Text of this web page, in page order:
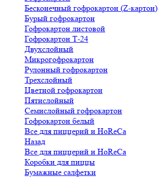
Бесконечный гофрокартон (Z-картон)
Бурый гофрокартон
Гофрокартон листовой
Гофрокартон Т-24
Двухслойный
Микрогофрокартон
Рулонный гофрокартон
Трехслойный
Цветной гофрокартон
Пятислойный
Семислойный гофрокартон
Гофрокартон белый
Все для пиццерий и HoReCa
Назад
Все для пиццерий и HoReCa
Коробки для пиццы
Бумажные салфетки